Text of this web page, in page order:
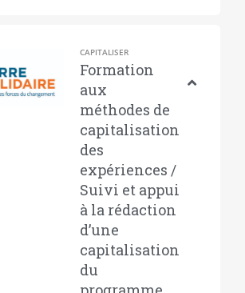
CAPITALISER
Formation
aux
méthodes de
capitalisation
des
expériences /
Suivi et appui
à la rédaction
d’une
capitalisation
du